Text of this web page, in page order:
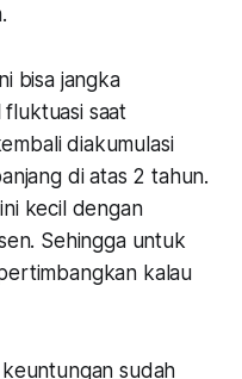
bisa jangka
saat
diakumulasi
di atas 2 tahun.
kecil dengan
Sehingga untuk
kalau
sudah